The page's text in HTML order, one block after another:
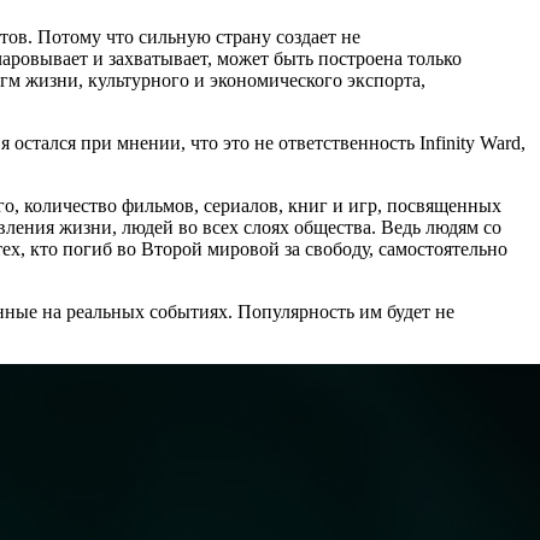
Потому что сильную страну создает не
и захватывает, может быть построена только
культурного и экономического экспорта,
при мнении, что это не ответственность Infinity Ward,
количество фильмов, сериалов, книг и игр, посвященных
жизни, людей во всех слоях общества. Ведь людям со
кто погиб во Второй мировой за свободу, самостоятельно
на реальных событиях. Популярность им будет не